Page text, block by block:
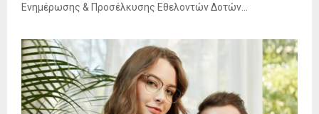
Ενημέρωσης & Προσέλκυσης Εθελοντών Δοτών...